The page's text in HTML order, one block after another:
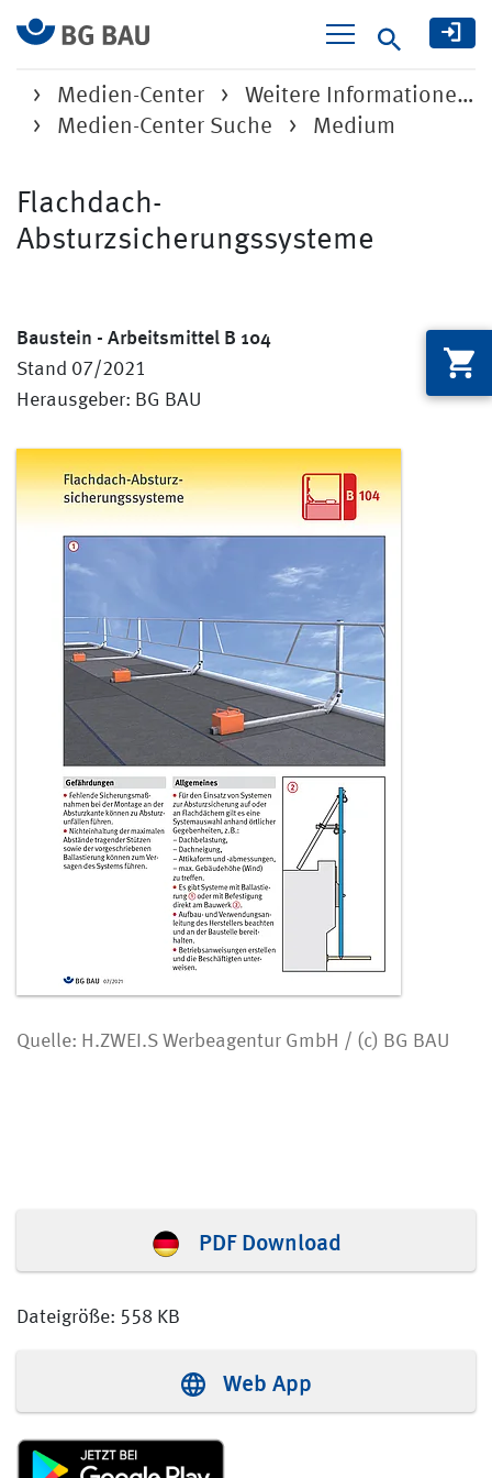
Suche
Medien-Center
Weitere Informatione…
Medien-Center Suche
Medium
Flachdach-
Absturzsicherungssysteme
Baustein - Arbeitsmittel B 104
Stand 07/2021
Herausgeber: BG BAU
Quelle: H.ZWEI.S Werbeagentur GmbH / (c) BG BAU
PDF Download
Dateigröße: 558 KB
Web App